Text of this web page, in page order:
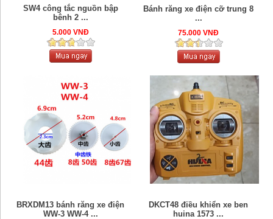
SW4 công tắc nguồn bập
bênh 2 ...
5.000 VNĐ
Bánh răng xe điện cỡ trung 8
...
75.000 VNĐ
BRXDM13 bánh răng xe điện
WW-3 WW-4 ...
DKCT48 điều khiển xe ben
huina 1573 ...